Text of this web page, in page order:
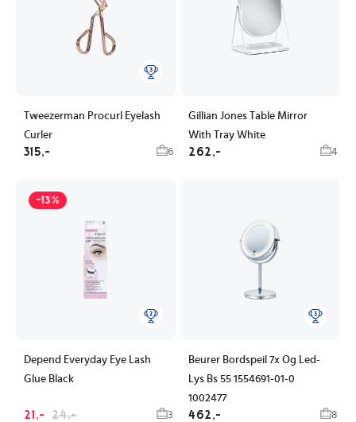
Tweezerman Procurl Eyelash
Curler
315,- 6
Gillian Jones Table Mirror
With Tray White
262,- 4
-13%
Depend Everyday Eye Lash
Glue Black
21,- 24,- 3
Beurer Bordspeil 7x Og Led-
Lys Bs 55 1554691-01-0
1002477
462,- 8